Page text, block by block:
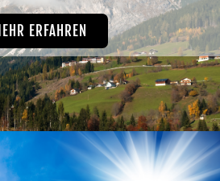
ERFAHREN